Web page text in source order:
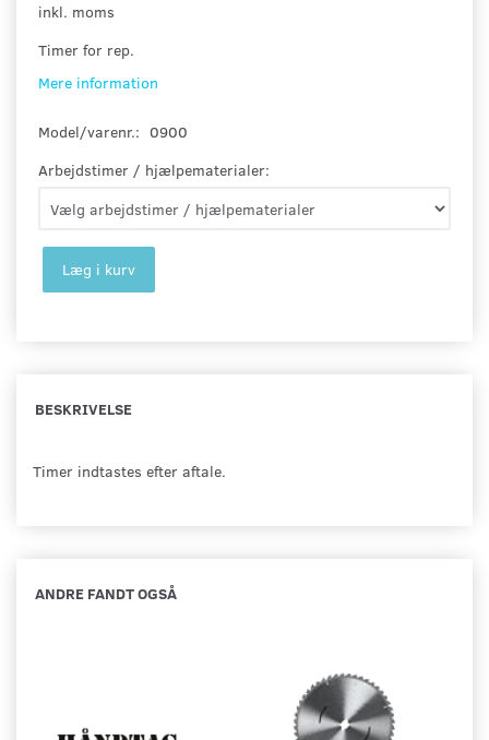
inkl. moms
Timer for rep.
Mere information
Model/varenr.: 0900
Arbejdstimer / hjælpematerialer:
Læg i kurv
BESKRIVELSE
Timer indtastes efter aftale.
ANDRE FANDT OGSÅ